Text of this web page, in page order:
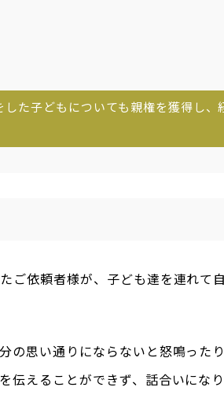
た子どもについても親権を獲得し
ご依頼者様が、子ども達を連れて
の思い通りにならないと怒鳴った
伝えることができず、話合いにな